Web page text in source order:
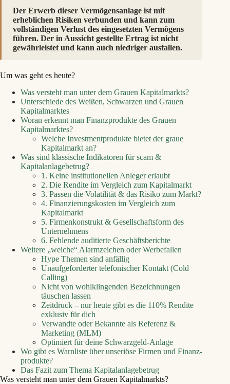
Der Erwerb dieser Vermögensanlage ist mit
erheblichen Risiken verbunden und kann zum
vollständigen Verlust des eingesetzten Vermögens
führen. Der in Aussicht gestellte Ertrag ist nicht
gewährleistet und kann auch niedriger ausfallen.
Um was geht es heute?
Was versteht man unter dem Grauen Kapitalmarkts?
Unterschiede des Weißen, Schwarzen und Grauen
Kapitalmarktes
Woran erkennt man Finanzprodukte des Grauen
Kapitalmarktes?
Welche Investmentprodukte bietet der graue
Kapitalmarkt an?
Was sind klassische Indikatoren für scam &
Kapitalanlagebetrug?
1. Keine institutionellen Anleger erlaubt
2. Die Rendite im Vergleich zum Kapitalmarkt
3. Passen die Volatilität & das Risiko zum Markt?
4. Finanzierungskosten im Vergleich zum
Kapitalmarkt
5. Firmenkonstrukt & Gesellschaftsform des
Unternehmens
6. Fehlende auditierte Geschäftsberichte
Weitere „weiche“ Alarmzeichen oder Werbefallen
Hype Themen sind anfällig
Unaufgeforderter telefonischer Kontakt (Cold
Calling)
Nicht von wohlklingenden Bezeichnungen
täuschen lassen
Zeitdruck – nur heute gibt es die 110% Rendite
exklusiv für dich
Verwandte oder Bekannte als Referenz &
Marketing (MLM)
Optimiert für deine Schwarzgeld-Anlage
Wo gibt es Warnliste über unseriöse Firmen und Finanz­
produkte?
Das Fazit zum Thema Kapitalanlagebetrug
Was versteht man unter dem Grauen Kapitalmarkts?